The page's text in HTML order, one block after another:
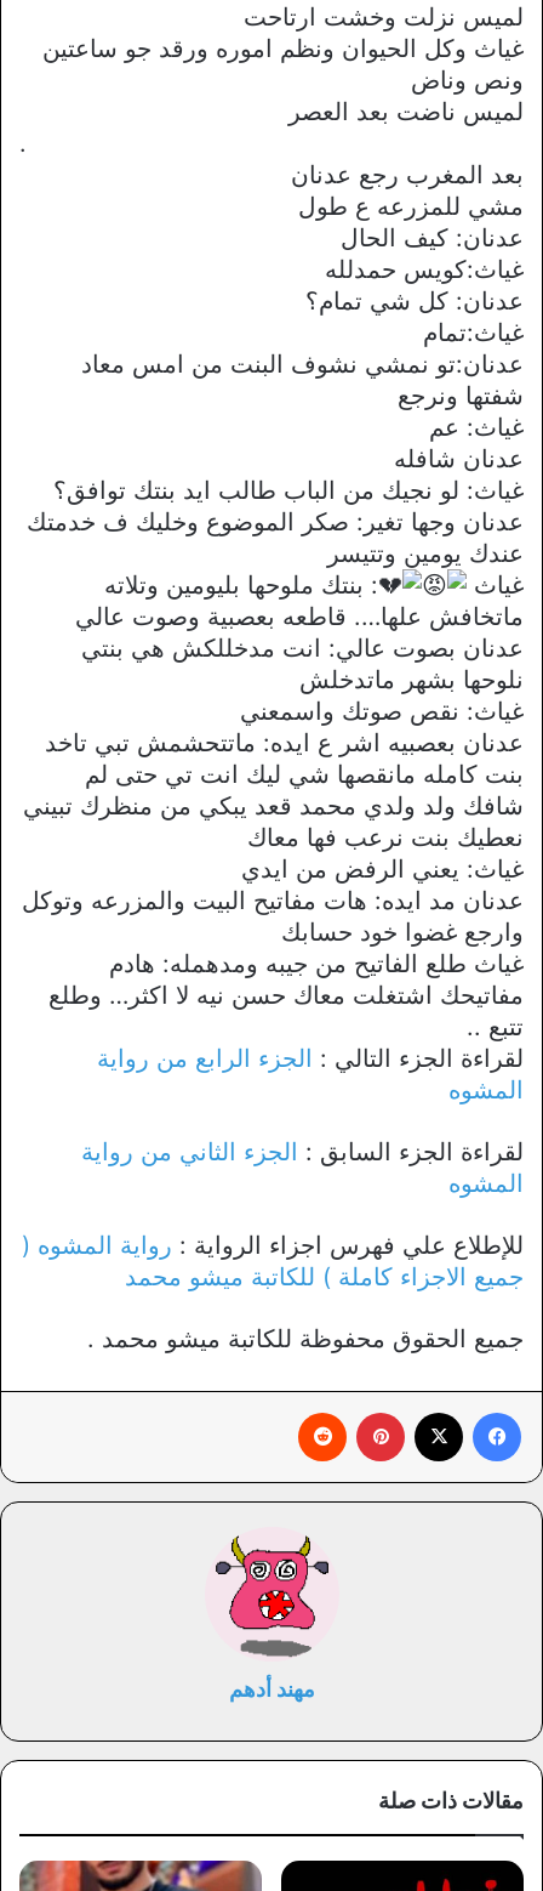
لميس نزلت وخشت ارتاحت
غياث وكل الحيوان ونظم اموره ورقد جو ساعتين
ونص وناض
لميس ناضت بعد العصر
.
بعد المغرب رجع عدنان
مشي للمزرعه ع طول
عدنان: كيف الحال
غياث:كويس حمدلله
عدنان: كل شي تمام؟
غياث:تمام
عدنان:تو نمشي نشوف البنت من امس معاد
شفتها ونرجع
غياث: عم
عدنان شافله
غياث: لو نجيك من الباب طالب ايد بنتك توافق؟
عدنان وجها تغير: صكر الموضوع وخليك ف خدمتك
عندك يومين وتتيسر
غياث
: بنتك ملوحها بليومين وتلاته
ماتخافش علها…. قاطعه بعصبية وصوت عالي
عدنان بصوت عالي: انت مدخللكش هي بنتي
نلوحها بشهر ماتدخلش
غياث: نقص صوتك واسمعني
عدنان بعصبيه اشر ع ايده: ماتتحشمش تبي تاخد
بنت كامله مانقصها شي ليك انت تي حتى لم
شافك ولد ولدي محمد قعد يبكي من منظرك تبيني
نعطيك بنت نرعب فها معاك
غياث: يعني الرفض من ايدي
عدنان مد ايده: هات مفاتيح البيت والمزرعه وتوكل
وارجع غضوا خود حسابك
غياث طلع الفاتيح من جيبه ومدهمله: هادم
مفاتيحك اشتغلت معاك حسن نيه لا اكثر… وطلع
تتبع ..
لقراءة الجزء التالي : الجزء الرابع من رواية
المشوه
لقراءة الجزء السابق : الجزء الثاني من رواية
المشوه
للإطلاع علي فهرس اجزاء الرواية : رواية المشوه (
جميع الاجزاء كاملة ) للكاتبة ميشو محمد
جميع الحقوق محفوظة للكاتبة ميشو محمد .
مهند أدهم
مقالات ذات صلة